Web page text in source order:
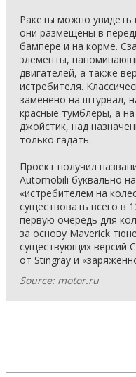
Ракеты можно
они размещены в
бампере и на корме.
элементы,
двигателей, а также
истребителя.
заменено на штурвал,
красные тумблеры, а
джойстик, над
только гадать.
Проект получил
Automobili буквально
«истребителем на
существовать всего в
первую очередь для
за основу Maverick
существующих версий
от Stingray и
Source: motor.ru